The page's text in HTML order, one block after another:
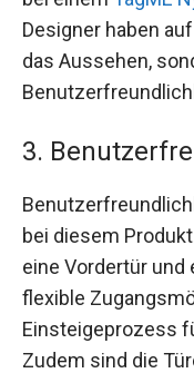
Designer haben
das Aussehen,
3.
bei diesem
eine Vordertür und
flexible
Einsteigeprozess
Zudem sind die